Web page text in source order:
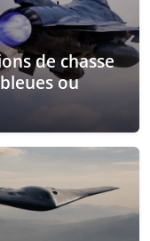
de chasse
ou